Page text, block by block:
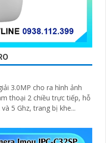
3.0MP cho ra hình ảnh
thoại 2 chiều trực tiếp, hỗ
5 Ghz, trang bị khe...